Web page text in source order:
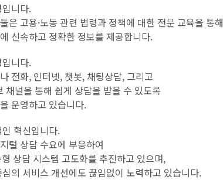
니다.
은 고용·노동 관련 법령과 정책에 대한 전문 교육을 통해
신속하고 정확한 정보를 제공합니다.
니다.
전화, 인터넷, 챗봇, 채팅상담, 그리고
채널을 통해 쉽게 상담을 받을 수 있도록
운영하고 있습니다.
혁신입니다.
털 상담 수요에 부응하여
상담 시스템 고도화를 추진하고 있으며,
의 서비스 개선에도 끊임없이 노력하고 있습니다.